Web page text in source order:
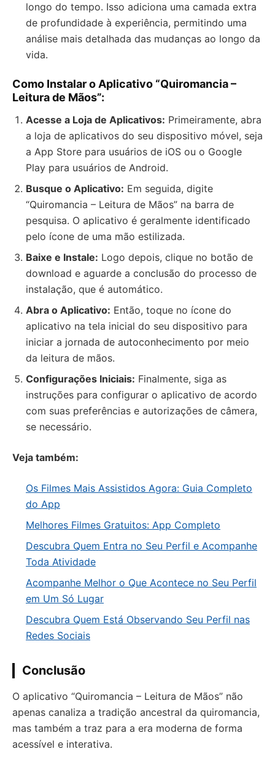
longo do tempo. Isso adiciona uma camada extra
de profundidade à experiência, permitindo uma
análise mais detalhada das mudanças ao longo da
vida.
Como Instalar o Aplicativo “Quiromancia –
Leitura de Mãos”:
Acesse a Loja de Aplicativos: Primeiramente, abra
a loja de aplicativos do seu dispositivo móvel, seja
a App Store para usuários de iOS ou o Google
Play para usuários de Android.
Busque o Aplicativo: Em seguida, digite
“Quiromancia – Leitura de Mãos” na barra de
pesquisa. O aplicativo é geralmente identificado
pelo ícone de uma mão estilizada.
Baixe e Instale: Logo depois, clique no botão de
download e aguarde a conclusão do processo de
instalação, que é automático.
Abra o Aplicativo: Então, toque no ícone do
aplicativo na tela inicial do seu dispositivo para
iniciar a jornada de autoconhecimento por meio
da leitura de mãos.
Configurações Iniciais: Finalmente, siga as
instruções para configurar o aplicativo de acordo
com suas preferências e autorizações de câmera,
se necessário.
Veja também:
Os Filmes Mais Assistidos Agora: Guia Completo
do App
Melhores Filmes Gratuitos: App Completo
Descubra Quem Entra no Seu Perfil e Acompanhe
Toda Atividade
Acompanhe Melhor o Que Acontece no Seu Perfil
em Um Só Lugar
Descubra Quem Está Observando Seu Perfil nas
Redes Sociais
Conclusão
O aplicativo “Quiromancia – Leitura de Mãos” não
apenas canaliza a tradição ancestral da quiromancia,
mas também a traz para a era moderna de forma
acessível e interativa.